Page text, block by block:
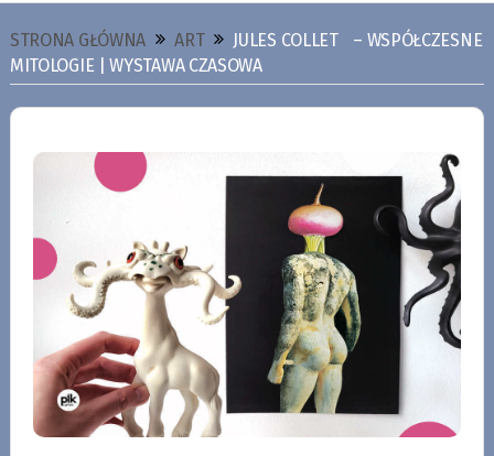
STRONA GŁÓWNA ART
JULES COLLET – WSPÓŁCZESNE
MITOLOGIE | WYSTAWA CZASOWA